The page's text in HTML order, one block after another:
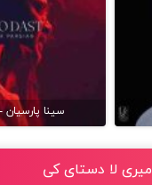
سینا
لا دستای کی